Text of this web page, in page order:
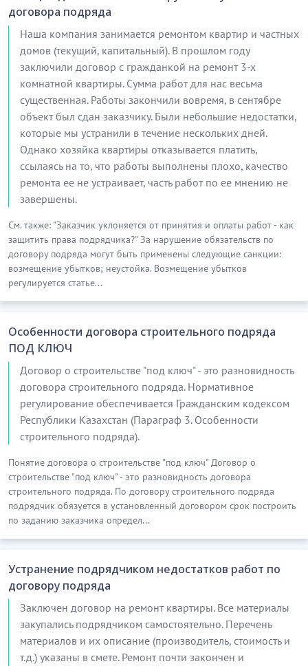
договора подряда
Наша компания занимается ремонтом квартир и частных
домов (текущий, капитальный). В прошлом году
заключили договор с гражданкой на ремонт 3-х
комнатной квартиры. Сумма работ для нас весьма
существенная. Работы закончили вовремя, в сентябре
объект был сдан заказчику. Были небольшие недостатки,
которые мы устранили в течение нескольких дней.
Однако хозяйка квартиры отказывается платить,
ссылаясь на то, что работы выполнены плохо, качество
ремонта ее не устраивает, часть работ по ее мнению не
завершены.
См. также: "Заказчик уклоняется от принятия и оплаты работ - как
защитить права подрядчика?" За нарушение обязательств по
договору подряда могут быть применены следующие санкции:
возмещение убытков; неустойка. Возмещение убытков
регулируется статье...
Особенности договора строительного подряда
ПОД КЛЮЧ
Договор о строительстве "под ключ" - это разновидность
договора строительного подряда. Нормативное
регулирование обеспечивается Гражданским кодексом
Республики Казахстан (Параграф 3. Особенности
строительного подряда).
Понятие договора о строительстве "под ключ" Договор о
строительстве "под ключ" - это разновидность договора
строительного подряда. По договору строительного подряда
подрядчик обязуется в установленный договором срок построить
по заданию заказчика определ...
Устранение подрядчиком недостатков работ по
договору подряда
Заключен договор на ремонт квартиры. Все материалы
закупались подрядчиком самостоятельно. Перечень
материалов и их описание (производитель, стоимость и
т.д.) указаны в смете. Ремонт почти закончен и